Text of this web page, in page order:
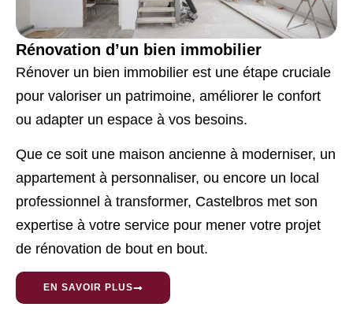
Rénovation d’un bien immobilier
Rénover un bien immobilier est une étape cruciale
pour valoriser un patrimoine, améliorer le confort
ou adapter un espace à vos besoins.
Que ce soit une maison ancienne à moderniser, un
appartement à personnaliser, ou encore un local
professionnel à transformer, Castelbros met son
expertise à votre service pour mener votre projet
de rénovation de bout en bout.
EN SAVOIR PLUS